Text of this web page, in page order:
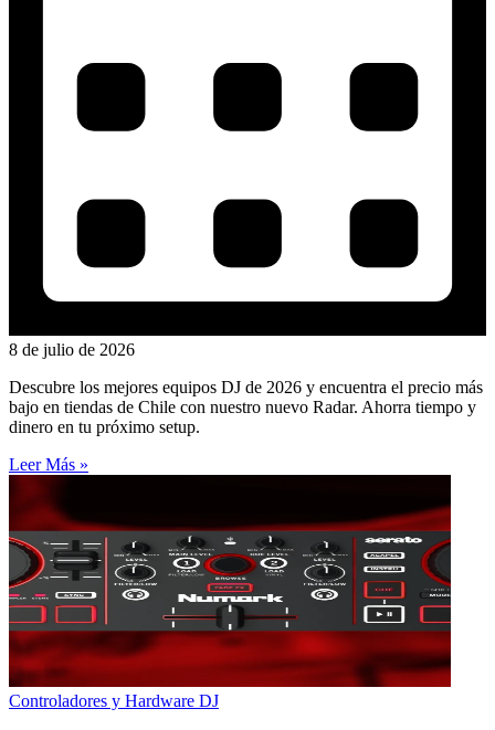
8 de julio de 2026
Descubre los mejores equipos DJ de 2026 y encuentra el precio más
bajo en tiendas de Chile con nuestro nuevo Radar. Ahorra tiempo y
dinero en tu próximo setup.
Leer Más »
Controladores y Hardware DJ